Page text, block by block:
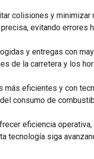
colisiones y minimizar
evitando errores
y entregas con
de la carretera y los
eficientes y con
consumo de
eficiencia
tecnología siga